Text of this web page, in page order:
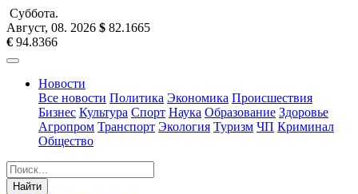
Суббота.
Август, 08. 2026 $ 82.1665
€ 94.8366
Новости
Все новости Политика Экономика Происшествия
Бизнес Культура Спорт Наука Образование Здоровье
Агропром Транспорт Экология Туризм ЧП Криминал
Общество
Найти